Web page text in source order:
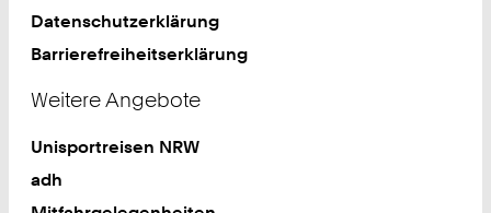
Datenschutzerklärung
Barrierefreiheitserklärung
Weitere Angebote
Unisportreisen NRW
adh